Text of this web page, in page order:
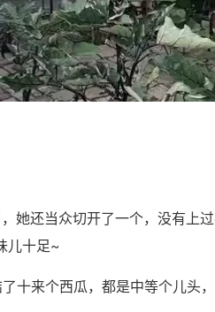
她还当众切开了一个，没有上
儿十足~
十来个西瓜，都是中等个儿头